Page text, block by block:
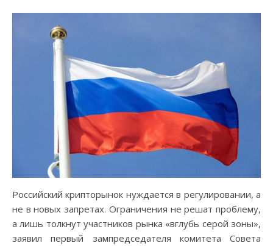
Российский крипторынок нуждается в регулировании, а
не в новых запретах. Ограничения не решат проблему,
а лишь толкнут участников рынка «вглубь серой зоны»,
заявил первый зампредседателя комитета Совета